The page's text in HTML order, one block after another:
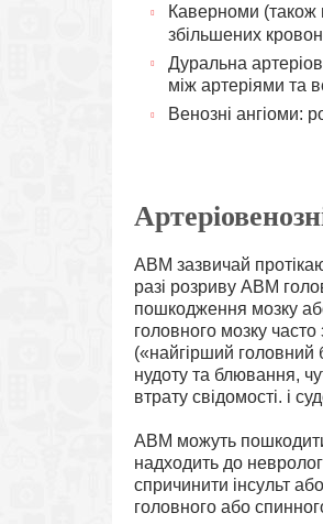
Каверноми (також
збільшених
Дуральна
між артеріями та
Венозні ангіоми:
АВМ зазвичай
разі розриву АВМ
пошкодження мозку
головного мозку
(«найгірший головний
нудоту та блювання,
втрату свідомості. і
АВМ можуть пошкодити
надходить до
спричинити інсульт
головного або